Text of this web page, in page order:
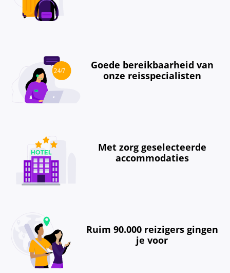
Goede bereikbaarheid van
onze reisspecialisten
Met zorg geselecteerde
accommodaties
Ruim 90.000 reizigers gingen
je voor